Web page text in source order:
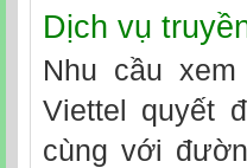
Dịch vụ
Nhu cầu
Viettel quyết
cùng với